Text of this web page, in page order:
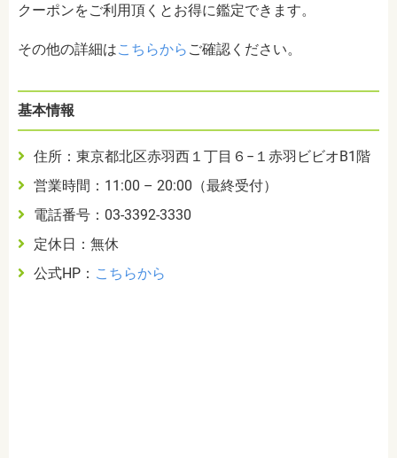
クーポンをご利用頂くとお得に鑑定できます。
その他の詳細はこちらから ご確認ください。
基本情報
住所：東京都北区赤羽西１丁目６−１赤羽ビビオB1階
営業時間：11:00 – 20:00（最終受付）
電話番号：03-3392-3330
定休日：無休
公式HP： こちらから